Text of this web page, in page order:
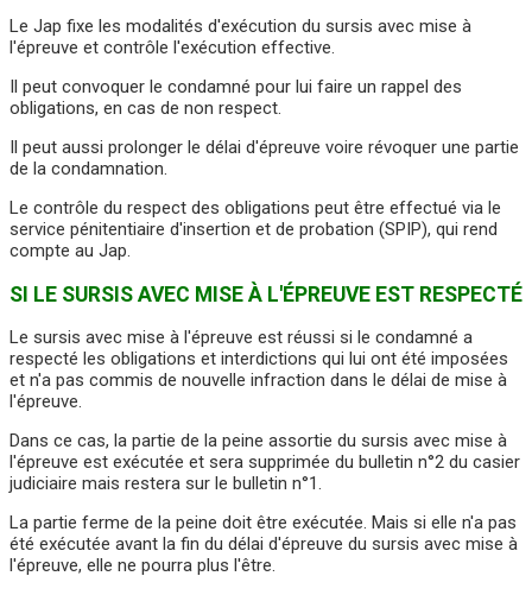
Le Jap fixe les modalités d'exécution du sursis avec mise à
l'épreuve et contrôle l'exécution effective.
Il peut convoquer le condamné pour lui faire un rappel des
obligations, en cas de non respect.
Il peut aussi prolonger le délai d'épreuve voire révoquer une partie
de la condamnation.
Le contrôle du respect des obligations peut être effectué via le
service pénitentiaire d'insertion et de probation (SPIP), qui rend
compte au Jap.
SI LE SURSIS AVEC MISE À L'ÉPREUVE EST RESPECTÉ
Le sursis avec mise à l'épreuve est réussi si le condamné a
respecté les obligations et interdictions qui lui ont été imposées
et n'a pas commis de nouvelle infraction dans le délai de mise à
l'épreuve.
Dans ce cas, la partie de la peine assortie du sursis avec mise à
l'épreuve est exécutée et sera supprimée du bulletin n°2 du casier
judiciaire mais restera sur le bulletin n°1.
La partie ferme de la peine doit être exécutée. Mais si elle n'a pas
été exécutée avant la fin du délai d'épreuve du sursis avec mise à
l'épreuve, elle ne pourra plus l'être.